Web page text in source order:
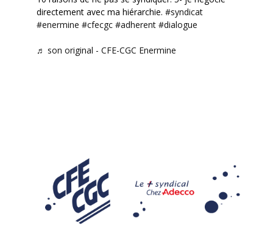
directement avec ma hiérarchie. #syndicat
#enermine #cfecgc #adherent #dialogue
♬ son original - CFE-CGC Enermine